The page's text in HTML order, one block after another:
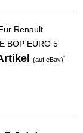
Renault
BOP EURO 5
(auf eBay)*